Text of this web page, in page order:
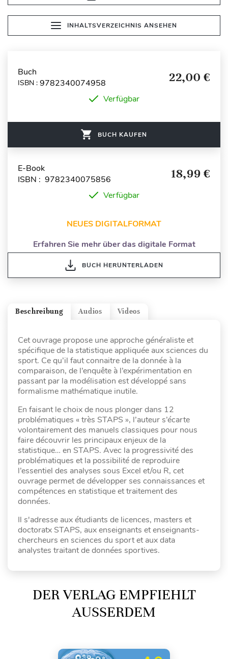
INHALTSVERZEICHNIS ANSEHEN
Buch
ISBN : 9782340074958 22,00 €
Verfügbar
BUCH KAUFEN
E-Book
ISBN : 9782340075856
18,99 €
Verfügbar
NEUES DIGITALFORMAT
Erfahren Sie mehr über das digitale Format
BUCH HERUNTERLADEN
Videos
Audios
Beschreibung
Cet ouvrage propose une approche généraliste et
spécifique de la statistique appliquée aux sciences du
sport. Ce qu’il faut connaitre de la donnée à la
comparaison, de l’enquête à l’expérimentation en
passant par la modélisation est développé sans
formalisme mathématique inutile.
En faisant le choix de nous plonger dans 12
problématiques « très STAPS », l’auteur s’écarte
volontairement des manuels classiques pour nous
faire découvrir les principaux enjeux de la
statistique… en STAPS. Avec la progressivité des
problématiques et la possibilité de reproduire
l’essentiel des analyses sous Excel et/ou R, cet
ouvrage permet de développer ses connaissances et
compétences en statistique et traitement des
données.
Il s'adresse aux étudiants de licences, masters et
doctoratx STAPS, aux enseignants et enseignants-
chercheurs en sciences du sport et aux data
analystes traitant de données sportives.
DER VERLAG EMPFIEHLT
AUSSERDEM